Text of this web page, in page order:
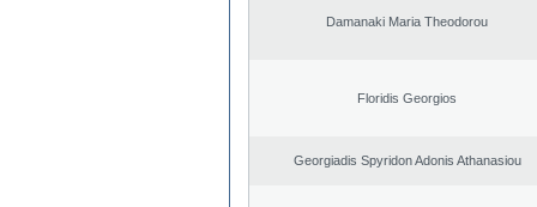
Damanaki Maria Theodorou
Floridis Georgios
Georgiadis Spyridon Adonis Athanasiou